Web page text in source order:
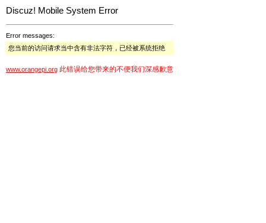
Discuz! Mobile System Error
Error messages:
您当前的访问请求当中含有非法字符，已经被系统拒绝
www.orangepi.org 此错误给您带来的不便我们深感歉意